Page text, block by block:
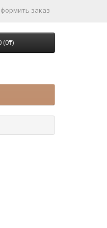
заказ
(0₸)